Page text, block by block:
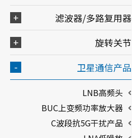
滤波器/多路复用器
旋转关节
卫星通信产品
LNB高频头
BUC上变频功率放大器
C波段抗5G干扰产品